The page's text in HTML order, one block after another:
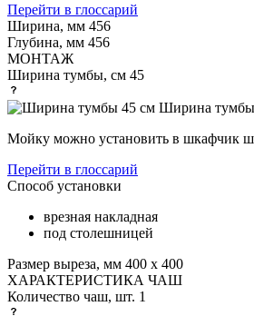
Перейти в глоссарий
Ширина, мм 456
Глубина, мм 456
МОНТАЖ
Ширина тумбы, см 45
Ширина
Мойку можно установить в шкафчик
Перейти в глоссарий
Способ установки
врезная накладная
под столешницей
Размер выреза, мм 400 х 400
ХАРАКТЕРИСТИКА ЧАШ
Количество чаш, шт. 1